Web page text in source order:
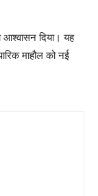
आश्वासन दिया। यह
माहौल को नई